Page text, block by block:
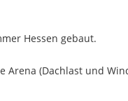
Hessen gebaut.
Arena (Dachlast und